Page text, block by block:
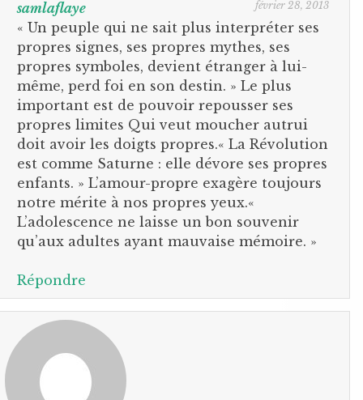
samlaflaye février 28, 2013
« Un peuple qui ne sait plus interpréter ses
propres signes, ses propres mythes, ses
propres symboles, devient étranger à lui-
même, perd foi en son destin. » Le plus
important est de pouvoir repousser ses
propres limites Qui veut moucher autrui
doit avoir les doigts propres.« La Révolution
est comme Saturne : elle dévore ses propres
enfants. » L’amour-propre exagère toujours
notre mérite à nos propres yeux.«
L’adolescence ne laisse un bon souvenir
qu’aux adultes ayant mauvaise mémoire. »
Répondre